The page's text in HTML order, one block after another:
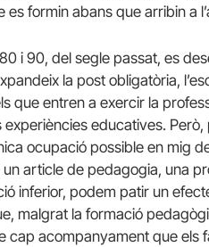
es formin abans que arribin a
i 90, del segle passat, es
la post obligatòria,
que entren a exercir la
experiències educatives.
ocupació possible en mig
article de pedagogia, una
inferior, podem patir un
malgrat la formació
cap acompanyament que els